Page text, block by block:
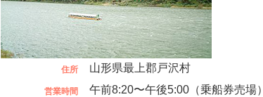
住所 山形県最上郡戸沢村
営業時間 午前8:20〜午後5:00（乗船券売場）